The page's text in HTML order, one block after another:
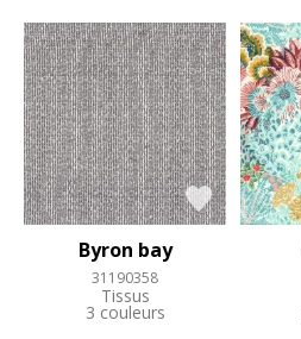
Byron bay
31190358
Tissus
3 couleurs